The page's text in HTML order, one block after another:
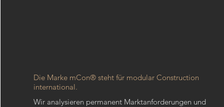
Die Marke mCon® steht für modular Construction
international.
Wir analysieren permanent Marktanforderungen und